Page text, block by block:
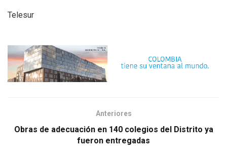
Telesur
Anteriores
Obras de adecuación en 140 colegios del Distrito ya
fueron entregadas